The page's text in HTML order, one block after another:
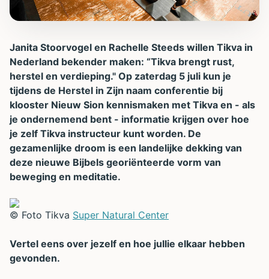
Janita Stoorvogel en Rachelle Steeds willen Tikva in
Nederland bekender maken: “Tikva brengt rust,
herstel en verdieping." Op zaterdag 5 juli kun je
tijdens de Herstel in Zijn naam conferentie bij
klooster Nieuw Sion kennismaken met Tikva en - als
je ondernemend bent - informatie krijgen over hoe
je zelf Tikva instructeur kunt worden. De
gezamenlijke droom is een landelijke dekking van
deze nieuwe Bijbels georiënteerde vorm van
beweging en meditatie.
© Foto Tikva Super Natural Center
Vertel eens over jezelf en hoe jullie elkaar hebben
gevonden.